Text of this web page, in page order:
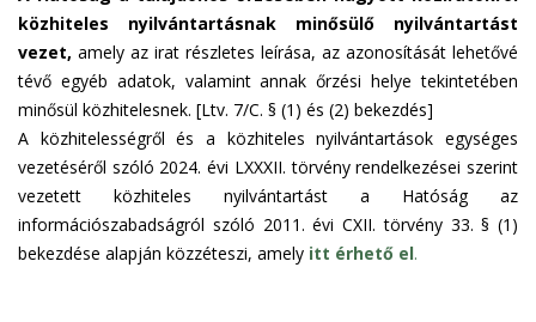
közhiteles nyilvántartásnak minősülő nyilvántartást
vezet, amely az irat részletes leírása, az azonosítását lehetővé
tévő egyéb adatok, valamint annak őrzési helye tekintetében
minősül közhitelesnek. [Ltv. 7/C. § (1) és (2) bekezdés]
A közhitelességről és a közhiteles nyilvántartások egységes
vezetéséről szóló 2024. évi LXXXII. törvény rendelkezései szerint
vezetett közhiteles nyilvántartást a Hatóság az
információszabadságról szóló 2011. évi CXII. törvény 33. § (1)
bekezdése alapján közzéteszi, amely itt érhető el.